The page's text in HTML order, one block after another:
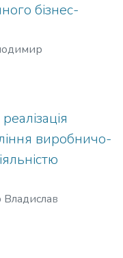
бізнес-
виробничо-
Владислав